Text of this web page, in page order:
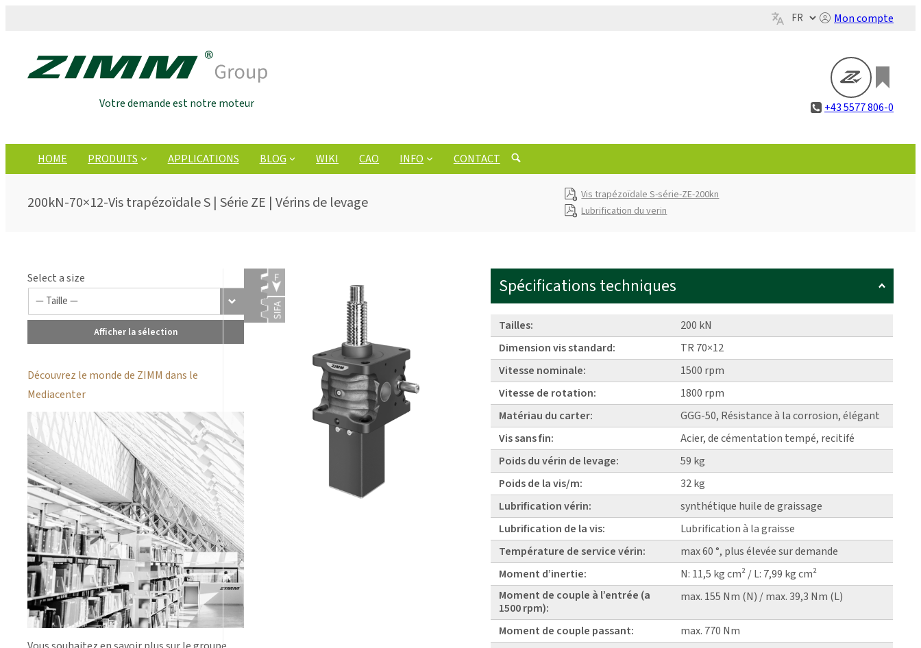
Mon compte
Votre demande est notre moteur +43 5577 806-0
HOME PRODUITS APPLICATIONS BLOG WIKI CAO INFO CONTACT
200kN-70×12-Vis trapézoïdale S | Série ZE | Vérins de levage
Vis trapézoïdale S-série-ZE-200kn
Lubrification du verin
Select a size
Afficher la sélection
Découvrez le monde de ZIMM dans le
Mediacenter
Spécifications techniques
Tailles:
200 kN
Dimension vis standard:
TR 70×12
Vitesse nominale:
1500 rpm
Vitesse de rotation:
1800 rpm
Matériau du carter:
GGG-50, Résistance à la corrosion, élégant
Vis sans fin:
Acier, de cémentation tempé, recitifé
Poids du vérin de levage:
59 kg
Poids de la vis/m:
32 kg
Lubrification vérin:
synthétique huile de graissage
Lubrification de la vis:
Lubrification à la graisse
Température de service vérin:
max 60 °, plus élevée sur demande
Moment d’inertie:
N: 11,5 kg cm² / L: 7,99 kg cm²
Moment de couple à l’entrée (a
1500 rpm):
max. 155 Nm (N) / max. 39,3 Nm (L)
Moment de couple passant:
max. 770 Nm